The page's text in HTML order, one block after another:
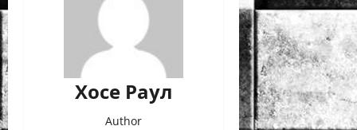
Хосе Раул
Author